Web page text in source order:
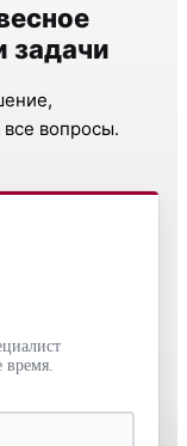
задачи
вопросы.